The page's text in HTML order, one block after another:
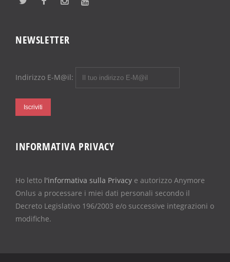
NEWSLETTER
Indirizzo E-M@il:
INFORMATIVA PRIVACY
Ho letto l'informativa sulla Privacy e autorizzo Anymore
Onlus a processare i miei dati personali secondo il
Decreto Legislativo 196/2003 e/o successive integrazioni o
modifiche.